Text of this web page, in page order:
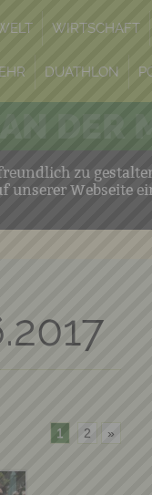
WIRTSCHAFT
DUATHLON
DER
zu
unserer Webseite
»
1 2